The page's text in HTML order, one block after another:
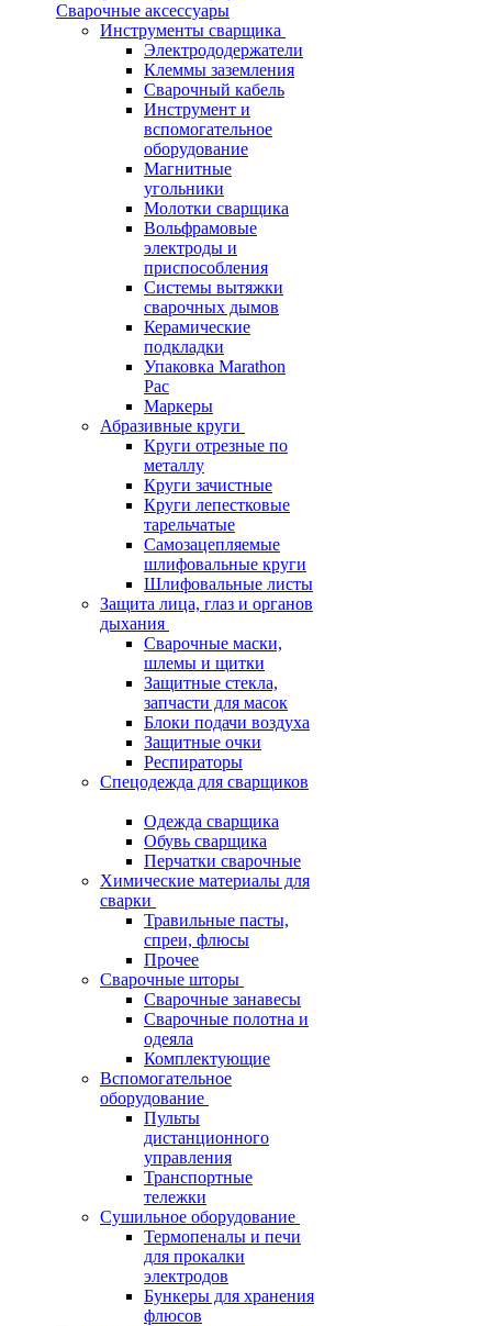
Сварочные аксессуары
Инструменты сварщика
Электрододержатели
Клеммы заземления
Сварочный кабель
Инструмент и
вспомогательное
оборудование
Магнитные
угольники
Молотки сварщика
Вольфрамовые
электроды и
приспособления
Системы вытяжки
сварочных дымов
Керамические
подкладки
Упаковка Marathon
Pac
Маркеры
Абразивные круги
Круги отрезные по
металлу
Круги зачистные
Круги лепестковые
тарельчатые
Самозацепляемые
шлифовальные круги
Шлифовальные листы
Защита лица, глаз и органов
дыхания
Сварочные маски,
шлемы и щитки
Защитные стекла,
запчасти для масок
Блоки подачи воздуха
Защитные очки
Респираторы
Спецодежда для сварщиков
Одежда сварщика
Обувь сварщика
Перчатки сварочные
Химические материалы для
сварки
Травильные пасты,
спреи, флюсы
Прочее
Сварочные шторы
Сварочные занавесы
Сварочные полотна и
одеяла
Комплектующие
Вспомогательное
оборудование
Пульты
дистанционного
управления
Транспортные
тележки
Сушильное оборудование
Термопеналы и печи
для прокалки
электродов
Бункеры для хранения
флюсов